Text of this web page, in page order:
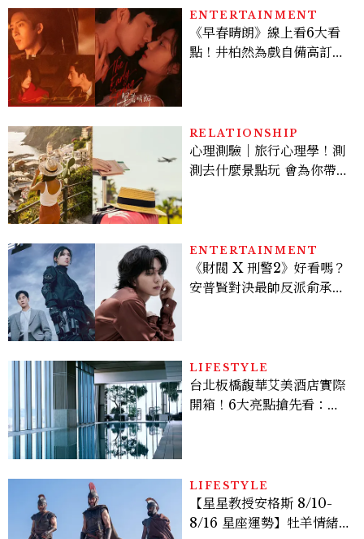
看點懶人包
ENTERTAINMENT
《早春晴朗》線上看6大看
點！井柏然為戲自備高訂，
RELATIONSHIP
心理測驗｜旅行心理學！測
測去什麼景點玩 會為你帶來
ENTERTAINMENT
《財閥 X 刑警2》好看嗎？
安普賢對決最帥反派俞承
多大？
LIFESTYLE
台北板橋馥華艾美酒店實際
開箱！6大亮點搶先看：新
LIFESTYLE
【星星教授安格斯 8/10-
8/16 星座運勢】牡羊情緒